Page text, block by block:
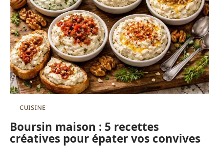
CUISINE
Boursin maison : 5 recettes
créatives pour épater vos convives